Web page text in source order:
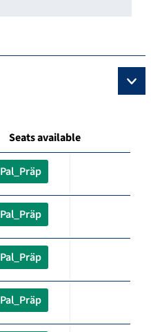
Seats available
Pal_Präp
Pal_Präp
Pal_Präp
Pal_Präp